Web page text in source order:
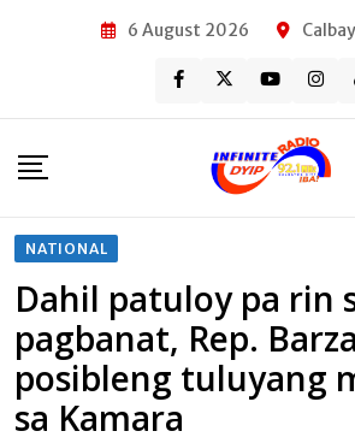
6 August 2026
NATIONAL
Dahil patuloy pa rin
pagbanat, Rep.
posibleng tuluyang
sa Kamara